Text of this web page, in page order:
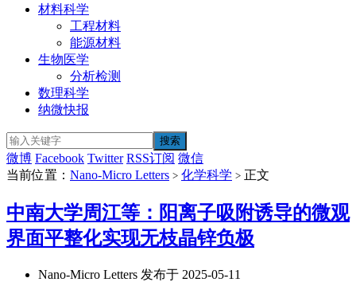
材料科学
工程材料
能源材料
生物医学
分析检测
数理科学
纳微快报
微博 Facebook Twitter RSS订阅 微信
当前位置： Nano-Micro Letters > 化学科学 > 正文
中南大学周江等：阳离子吸附诱导的微观
界面平整化实现无枝晶锌负极
Nano-Micro Letters 发布于 2025-05-11